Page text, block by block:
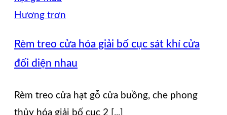
Rèm treo cửa hóa giải bố cục sát khí cửa
đối diện nhau
Rèm treo cửa hạt gỗ cửa buồng, che phong
thủy hóa giải bố cục 2 [...]